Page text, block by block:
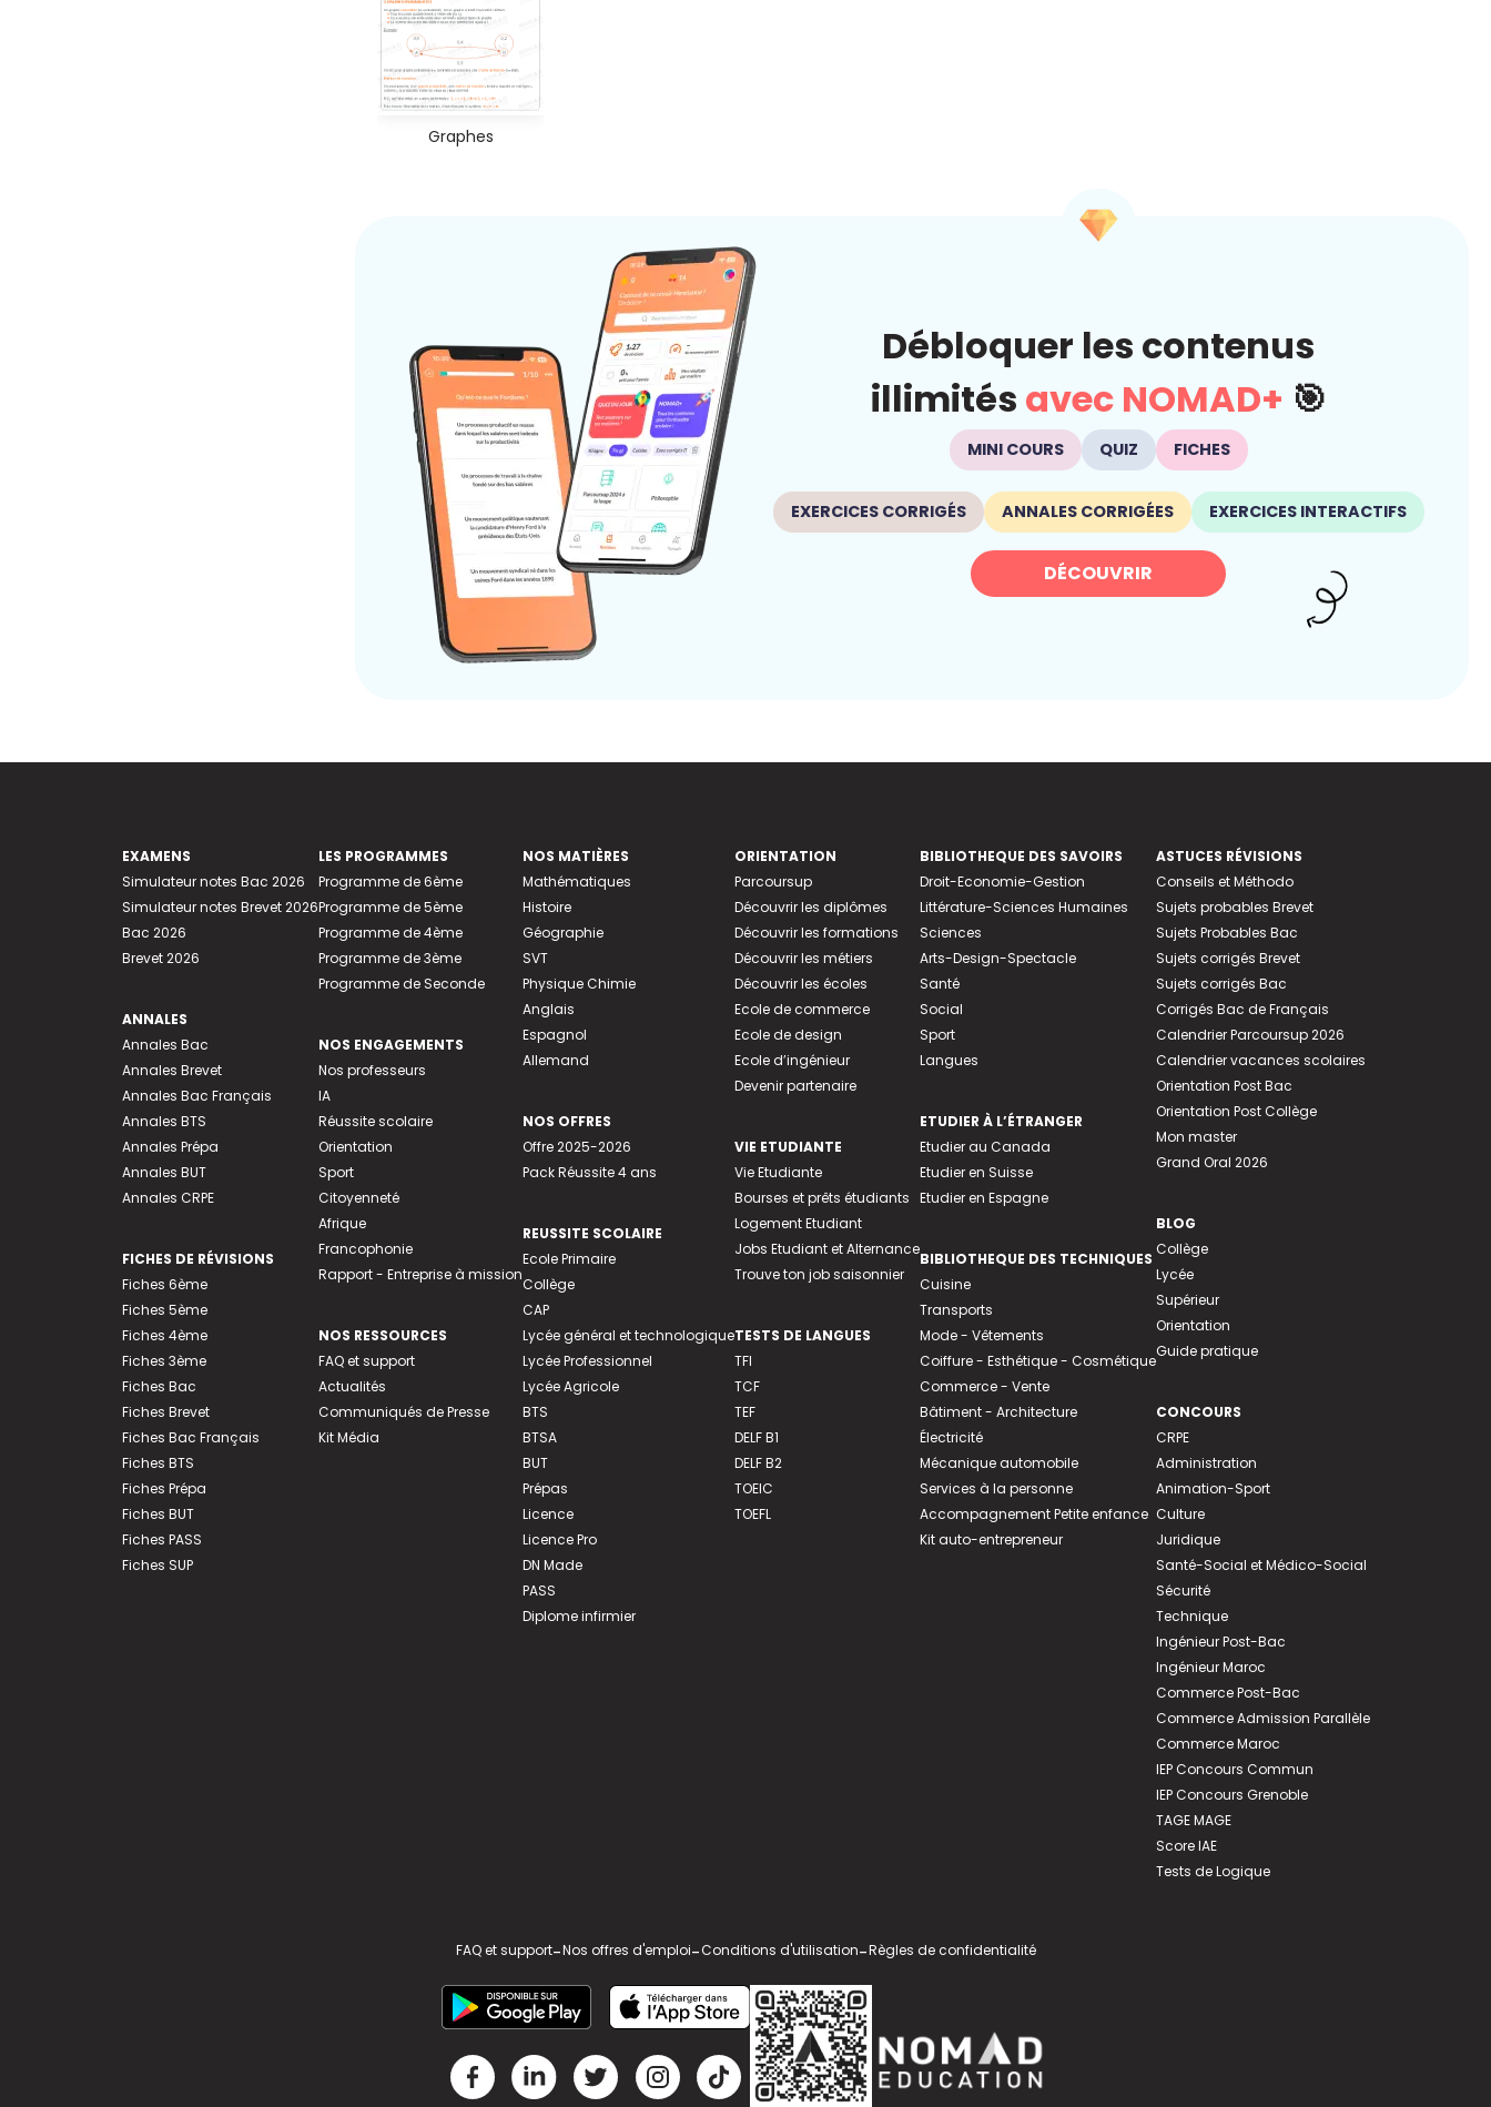
Graphes
Débloquer les contenus
illimités avec NOMAD+ 🎯
MINI COURS QUIZ FICHES
EXERCICES CORRIGÉS ANNALES CORRIGÉES EXERCICES INTERACTIFS
DÉCOUVRIR
EXAMENS
Simulateur notes Bac 2026
Simulateur notes Brevet 2026
Bac 2026
Brevet 2026
ANNALES
Annales Bac
Annales Brevet
Annales Bac Français
Annales BTS
Annales Prépa
Annales BUT
Annales CRPE
FICHES DE RÉVISIONS
Fiches 6ème
Fiches 5ème
Fiches 4ème
Fiches 3ème
Fiches Bac
Fiches Brevet
Fiches Bac Français
Fiches BTS
Fiches Prépa
Fiches BUT
Fiches PASS
Fiches SUP
LES PROGRAMMES
Programme de 6ème
Programme de 5ème
Programme de 4ème
Programme de 3ème
Programme de Seconde
NOS ENGAGEMENTS
Nos professeurs
IA
Réussite scolaire
Orientation
Sport
Citoyenneté
Afrique
Francophonie
Rapport - Entreprise à mission
NOS RESSOURCES
FAQ et support
Actualités
Communiqués de Presse
Kit Média
NOS MATIÈRES
Mathématiques
Histoire
Géographie
SVT
Physique Chimie
Anglais
Espagnol
Allemand
NOS OFFRES
Offre 2025-2026
Pack Réussite 4 ans
REUSSITE SCOLAIRE
Ecole Primaire
Collège
CAP
Lycée général et technologique
Lycée Professionnel
Lycée Agricole
BTS
BTSA
BUT
Prépas
Licence
Licence Pro
DN Made
PASS
Diplome infirmier
ORIENTATION
Parcoursup
Découvrir les diplômes
Découvrir les formations
Découvrir les métiers
Découvrir les écoles
Ecole de commerce
Ecole de design
Ecole d’ingénieur
Devenir partenaire
VIE ETUDIANTE
Vie Etudiante
Bourses et prêts étudiants
Logement Etudiant
Jobs Etudiant et Alternance
Trouve ton job saisonnier
TESTS DE LANGUES
TFI
TCF
TEF
DELF B1
DELF B2
TOEIC
TOEFL
BIBLIOTHEQUE DES SAVOIRS
Droit-Economie-Gestion
Littérature-Sciences Humaines
Sciences
Arts-Design-Spectacle
Santé
Social
Sport
Langues
ETUDIER À L’ÉTRANGER
Etudier au Canada
Etudier en Suisse
Etudier en Espagne
BIBLIOTHEQUE DES TECHNIQUES
Cuisine
Transports
Mode - Vêtements
Coiffure - Esthétique - Cosmétique
Commerce - Vente
Bâtiment - Architecture
Électricité
Mécanique automobile
Services à la personne
Accompagnement Petite enfance
Kit auto-entrepreneur
ASTUCES RÉVISIONS
Conseils et Méthodo
Sujets probables Brevet
Sujets Probables Bac
Sujets corrigés Brevet
Sujets corrigés Bac
Corrigés Bac de Français
Calendrier Parcoursup 2026
Calendrier vacances scolaires
Orientation Post Bac
Orientation Post Collège
Mon master
Grand Oral 2026
BLOG
Collège
Lycée
Supérieur
Orientation
Guide pratique
CONCOURS
CRPE
Administration
Animation-Sport
Culture
Juridique
Santé-Social et Médico-Social
Sécurité
Technique
Ingénieur Post-Bac
Ingénieur Maroc
Commerce Post-Bac
Commerce Admission Parallèle
Commerce Maroc
IEP Concours Commun
IEP Concours Grenoble
TAGE MAGE
Score IAE
Tests de Logique
FAQ et support-Nos offres d'emploi-Conditions d'utilisation-Règles de confidentialité